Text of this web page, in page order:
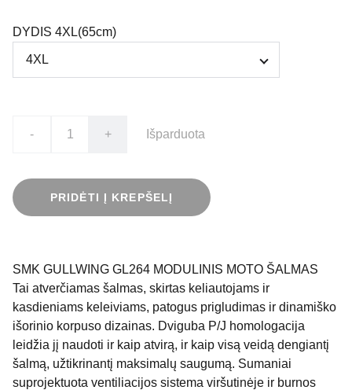
DYDIS 4XL(65cm)
- + Išparduota
PRIDĖTI Į KREPŠELĮ
SMK GULLWING GL264 MODULINIS MOTO ŠALMAS
Tai atverčiamas šalmas, skirtas keliautojams ir
kasdieniams keleiviams, patogus prigludimas ir dinamiško
išorinio korpuso dizainas. Dviguba P/J homologacija
leidžia jį naudoti ir kaip atvirą, ir kaip visą veidą dengiantį
šalmą, užtikrinantį maksimalų saugumą. Sumaniai
suprojektuota ventiliacijos sistema viršutinėje ir burnos